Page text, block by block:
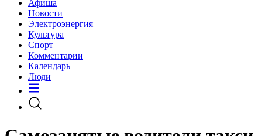
Афиша
Новости
Электроэнергия
Культура
Спорт
Комментарии
Календарь
Люди